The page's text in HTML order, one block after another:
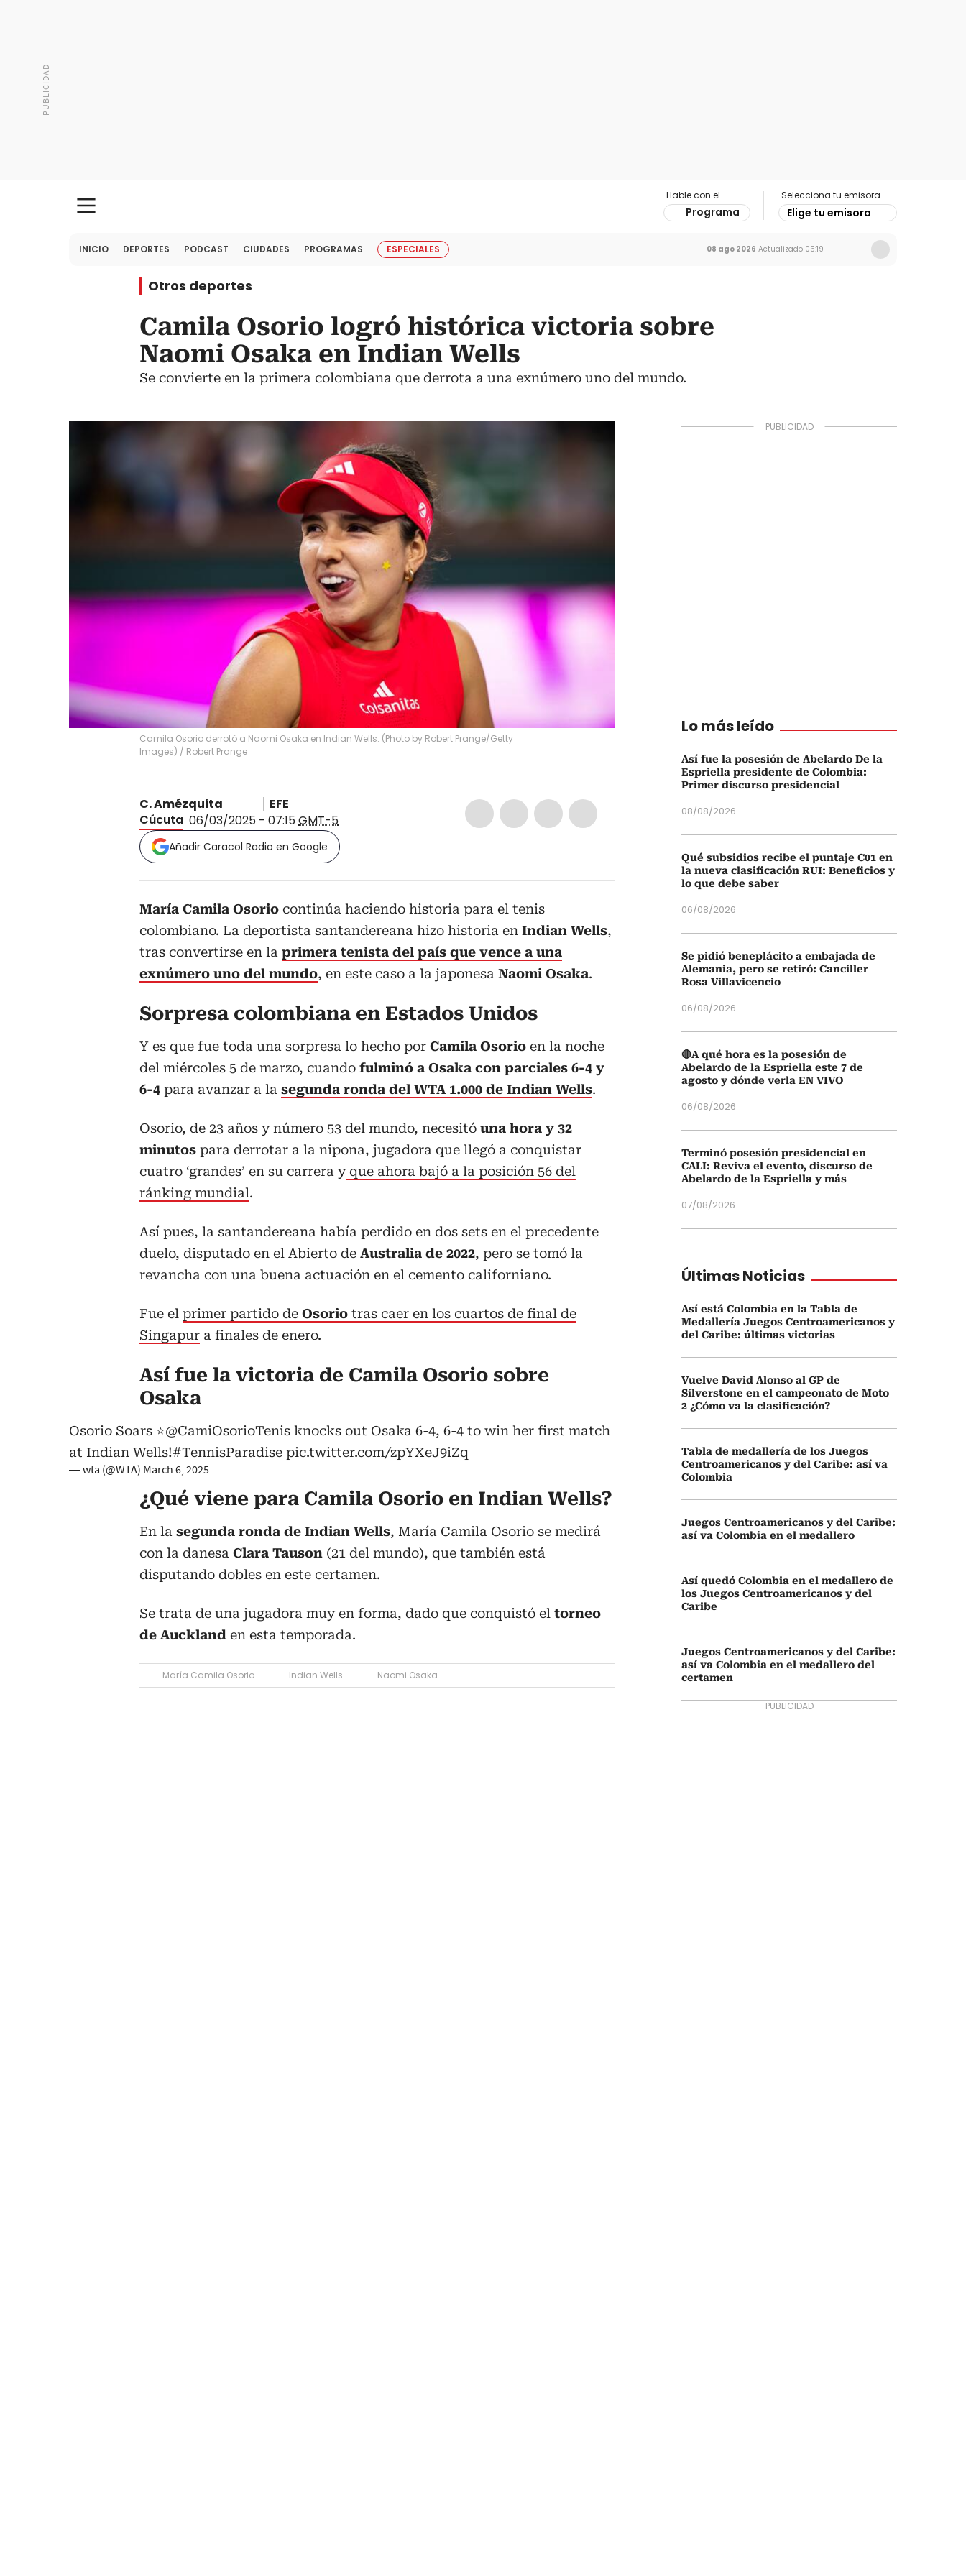
Hable con el
Programa
Selecciona tu emisora
Elige tu emisora
INICIO DEPORTES PODCAST CIUDADES PROGRAMAS ESPECIALES 08 ago 2026 Actualizado 05:19
Otros deportes
Camila Osorio logró histórica victoria sobre
Naomi Osaka en Indian Wells
Se convierte en la primera colombiana que derrota a una exnúmero uno del mundo.
Camila Osorio derrotó a Naomi Osaka en Indian Wells. (Photo by Robert Prange/Getty
Images) / Robert Prange
C. Amézquita
EFE
Cúcuta 06/03/2025 - 07:15GMT-5
Añadir Caracol Radio en Google
María Camila Osorio continúa haciendo historia para el tenis
colombiano. La deportista santandereana hizo historia en Indian Wells,
tras convertirse en la primera tenista del país que vence a una
exnúmero uno del mundo, en este caso a la japonesa Naomi Osaka.
Sorpresa colombiana en Estados Unidos
Y es que fue toda una sorpresa lo hecho por Camila Osorio en la noche
del miércoles 5 de marzo, cuando fulminó a Osaka con parciales 6-4 y
6-4 para avanzar a la segunda ronda del WTA 1.000 de Indian Wells.
Osorio, de 23 años y número 53 del mundo, necesitó una hora y 32
minutos para derrotar a la nipona, jugadora que llegó a conquistar
cuatro ‘grandes’ en su carrera yque ahora bajó a la posición 56 del
ránking mundial.
Así pues, la santandereana había perdido en dos sets en el precedente
duelo, disputado en el Abierto de Australia de 2022, pero se tomó la
revancha con una buena actuación en el cemento californiano.
Fue el primer partido de Osorio tras caer en los cuartos de final de
Singapur a finales de enero.
Así fue la victoria de Camila Osorio sobre
Osaka
Osorio Soars ⭐️@CamiOsorioTenis knocks out Osaka 6-4, 6-4 to win her first match
at Indian Wells!#TennisParadise pic.twitter.com/zpYXeJ9iZq
— wta (@WTA) March 6, 2025
¿Qué viene para Camila Osorio en Indian Wells?
En la segunda ronda de Indian Wells, María Camila Osorio se medirá
con la danesa Clara Tauson (21 del mundo), que también está
disputando dobles en este certamen.
Se trata de una jugadora muy en forma, dado que conquistó el torneo
de Auckland en esta temporada.
María Camila Osorio Indian Wells Naomi Osaka
Lo más leído
Así fue la posesión de Abelardo De la
Espriella presidente de Colombia:
Primer discurso presidencial
08/08/2026
Qué subsidios recibe el puntaje C01 en
la nueva clasificación RUI: Beneficios y
lo que debe saber
06/08/2026
Se pidió beneplácito a embajada de
Alemania, pero se retiró: Canciller
Rosa Villavicencio
06/08/2026
🔴A qué hora es la posesión de
Abelardo de la Espriella este 7 de
agosto y dónde verla EN VIVO
06/08/2026
Terminó posesión presidencial en
CALI: Reviva el evento, discurso de
Abelardo de la Espriella y más
07/08/2026
Últimas Noticias
Así está Colombia en la Tabla de
Medallería Juegos Centroamericanos y
del Caribe: últimas victorias
Vuelve David Alonso al GP de
Silverstone en el campeonato de Moto
2 ¿Cómo va la clasificación?
Tabla de medallería de los Juegos
Centroamericanos y del Caribe: así va
Colombia
Juegos Centroamericanos y del Caribe:
así va Colombia en el medallero
Así quedó Colombia en el medallero de
los Juegos Centroamericanos y del
Caribe
Juegos Centroamericanos y del Caribe:
así va Colombia en el medallero del
certamen